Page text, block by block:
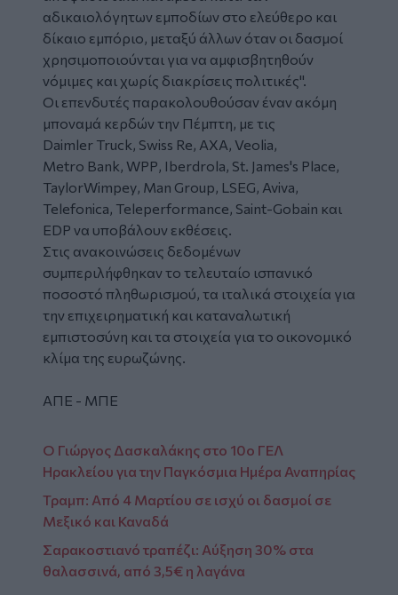
αδικαιολόγητων εμποδίων στο ελεύθερο και
δίκαιο εμπόριο, μεταξύ άλλων όταν οι δασμοί
χρησιμοποιούνται για να αμφισβητηθούν
νόμιμες και χωρίς διακρίσεις πολιτικές".
Οι επενδυτές παρακολουθούσαν έναν ακόμη
μποναμά κερδών την Πέμπτη, με τις
Daimler Truck, Swiss Re, AXA, Veolia,
Metro Bank, WPP, Iberdrola, St. James's Place,
TaylorWimpey, Man Group, LSEG, Aviva,
Telefonica, Teleperformance, Saint-Gobain και
EDP να υποβάλουν εκθέσεις.
Στις ανακοινώσεις δεδομένων
συμπεριλήφθηκαν το τελευταίο ισπανικό
ποσοστό πληθωρισμού, τα ιταλικά στοιχεία για
την επιχειρηματική και καταναλωτική
εμπιστοσύνη και τα στοιχεία για το οικονομικό
κλίμα της ευρωζώνης.
ΑΠΕ - ΜΠΕ
Ο Γιώργος Δασκαλάκης στο 10ο ΓΕΛ
Ηρακλείου για την Παγκόσμια Ημέρα Αναπηρίας
Τραμπ: Από 4 Μαρτίου σε ισχύ οι δασμοί σε
Μεξικό και Καναδά
Σαρακοστιανό τραπέζι: Αύξηση 30% στα
θαλασσινά, από 3,5€ η λαγάνα